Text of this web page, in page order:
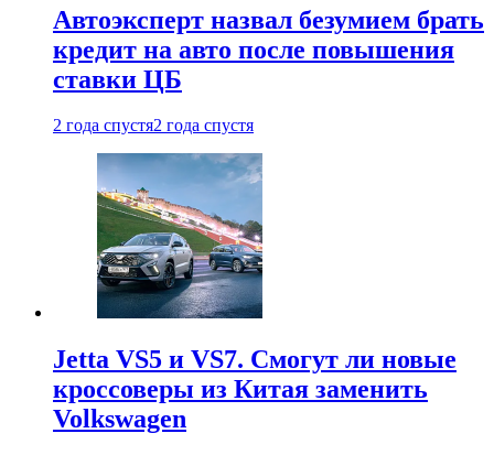
Автоэксперт назвал безумием брать
кредит на авто после повышения
ставки ЦБ
2 года спустя2 года спустя
Jetta VS5 и VS7. Смогут ли новые
кроссоверы из Китая заменить
Volkswagen